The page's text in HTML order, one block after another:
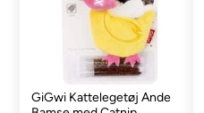
GiGwi Kattelegetøj Ande